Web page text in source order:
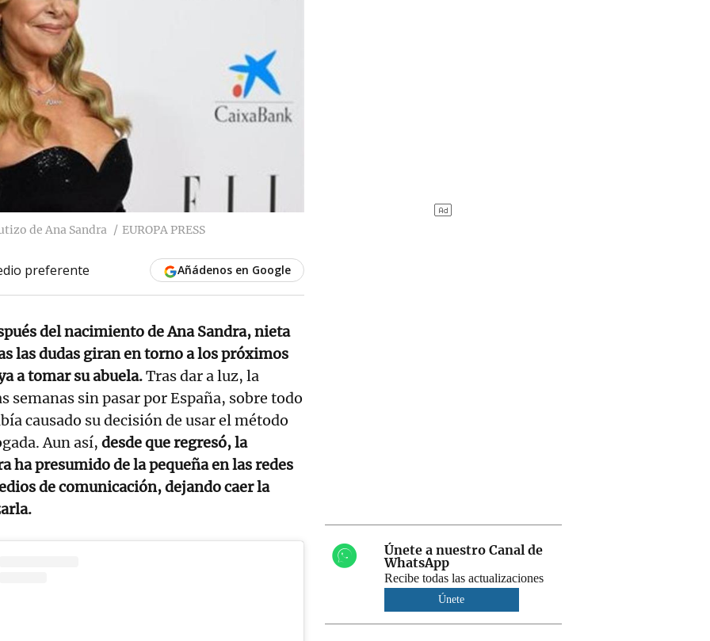
de Ana Sandra EUROPA PRESS
preferente Añádenos en Google
del nacimiento de Ana Sandra, nieta
las dudas giran en torno a los próximos
a tomar su abuela.Tras dar a luz, la
semanas sin pasar por España, sobre todo
causado su decisión de usar el método
Aun así, desde que regresó, la
ha presumido de la pequeña en las redes
de comunicación, dejando caer la
Únete a nuestro Canal de
WhatsApp
Recibe todas las actualizaciones
Únete